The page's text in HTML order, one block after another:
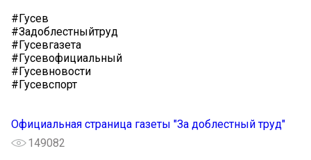
#Гусев
#Задоблестныйтруд
#Гусевгазета
#Гусевофициальный
#Гусевновости
#Гусевспорт
Официальная страница газеты "За доблестный труд"
149082